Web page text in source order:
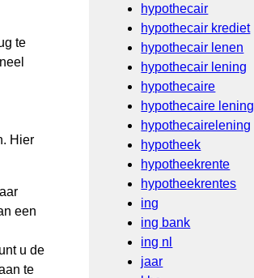
te
Hier
een
u de
te
hypothecair
hypothecair krediet
hypothecair lenen
hypothecair lening
hypothecaire
hypothecaire lening
hypothecairelening
hypotheek
hypotheekrente
hypotheekrentes
ing
ing bank
ing nl
jaar